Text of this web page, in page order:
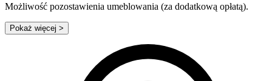
Możliwość pozostawienia umeblowania (za dodatkową opłatą).
Pokaż więcej >